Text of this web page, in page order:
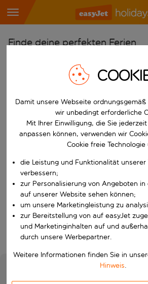
Finde deine perfekten Ferien
Wähle deine Flughäfen
Beginne mit der Eingabe für die
Reiseziele finden
Nach
W&auml;hle ein Ab- und
Wähle deine Reisedaten
Wann
Wer
Suchen
Damit unsere Webseite
wir unbedingt erforderliche
Mit Ihrer Einwilligung, die Sie
anpassen können, verwenden wir
Cookie freie Technologie
die Leistung und Funktionalität unserer
verbessern;
zur Personalisierung von Angeboten in
auf unserer Website sehen können;
um unsere Marketingleistung zu
zur Bereitstellung von auf easyJet
und Marketinginhalten auf und
durch unsere Werbepartner.
Weitere Informationen finden Sie in
Hinweis.